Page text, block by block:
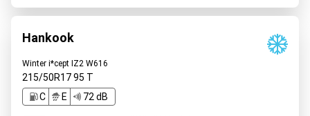
Hankook
Winter i*cept IZ2 W616
215/50R1795 T
C
E 72 dB